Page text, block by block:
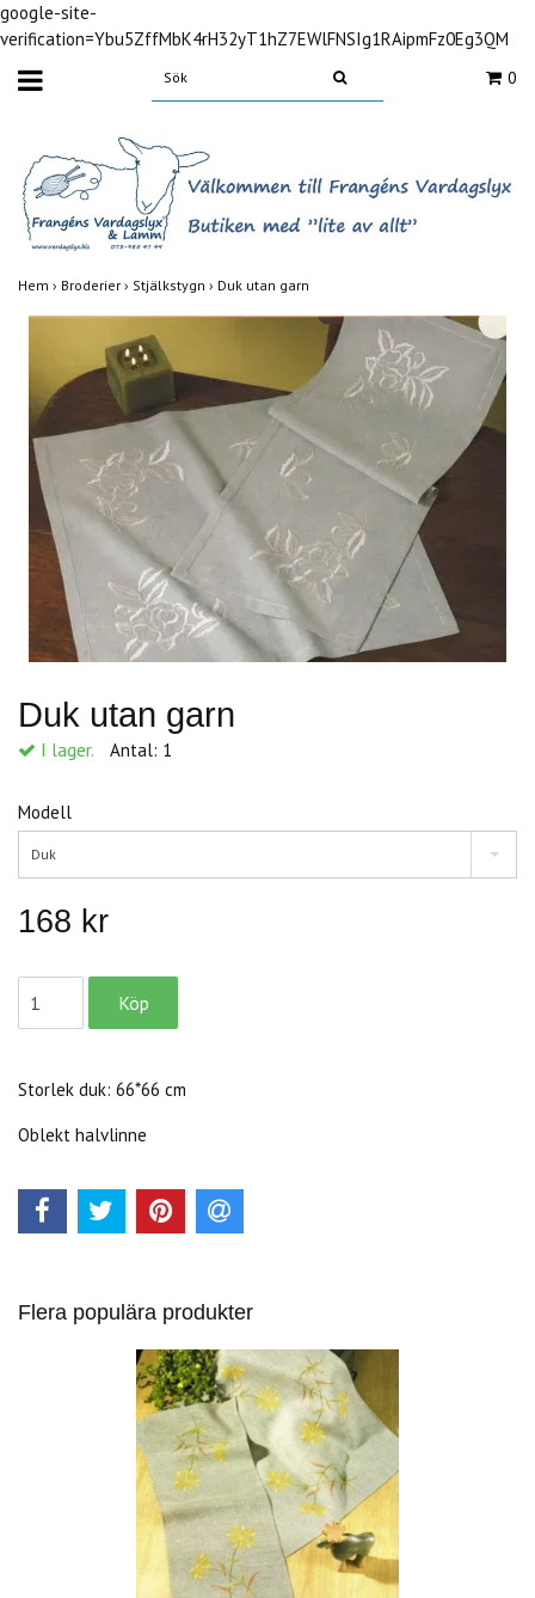
google-site-
verification=Ybu5ZffMbK4rH32yT1hZ7EWlFNSIg1RAipmFz0Eg3QM
0
Hem › Broderier › Stjälkstygn › Duk utan garn
Duk utan garn
I lager. Antal: 1
Modell
Duk
168 kr
Storlek duk: 66*66 cm
Oblekt halvlinne
Flera populära produkter